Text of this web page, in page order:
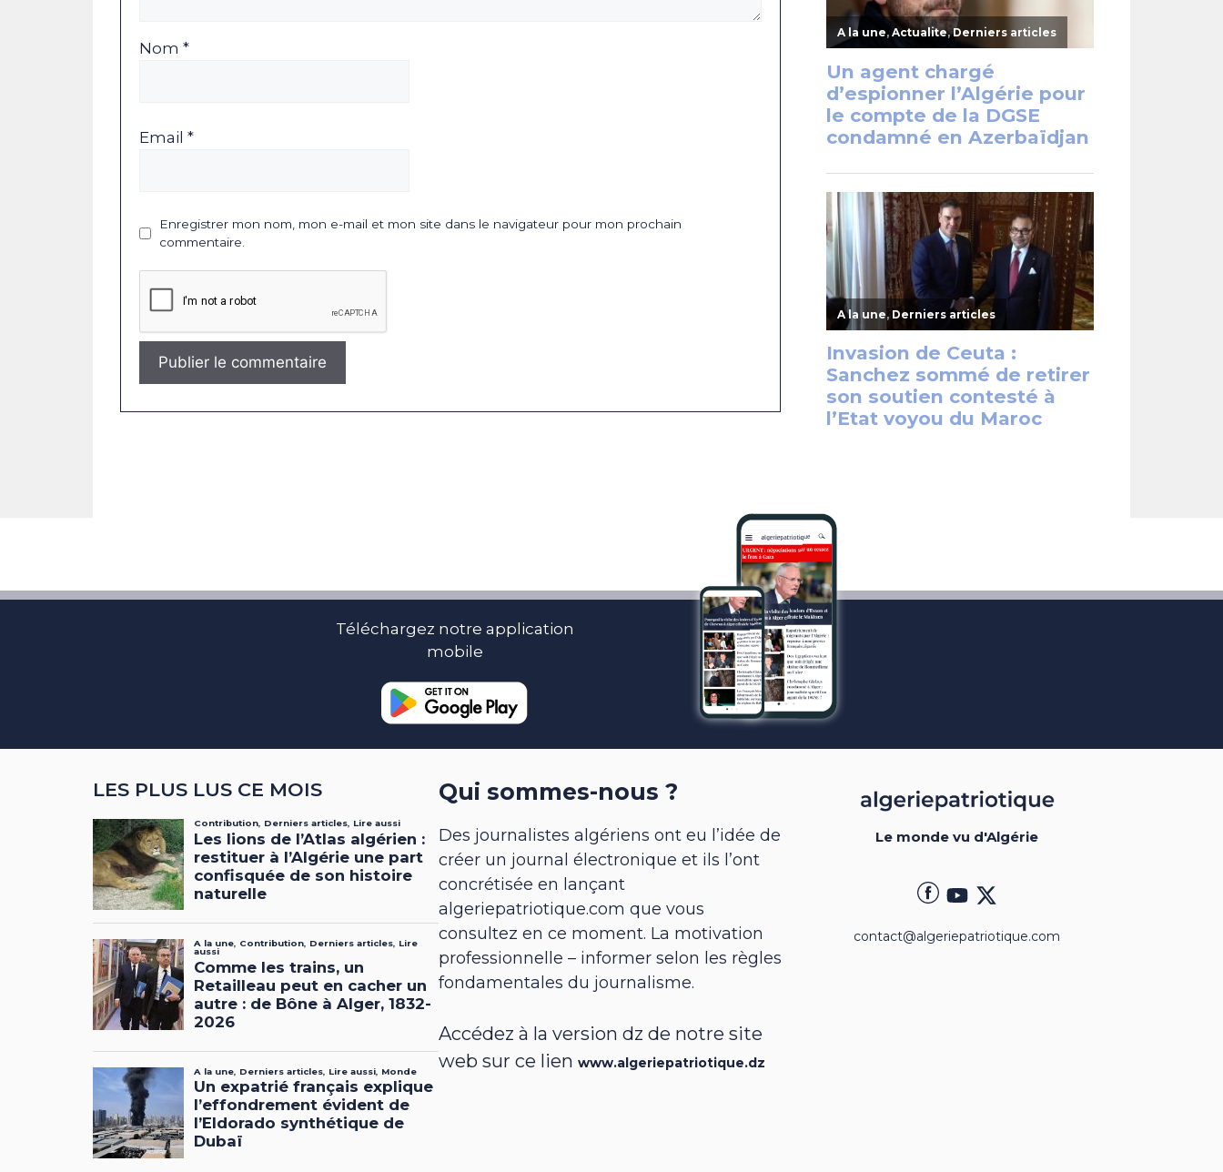
Nom *
Email *
Enregistrer mon nom, mon e-mail et mon site dans le navigateur pour mon prochain
commentaire.
Téléchargez notre application
mobile
LES PLUS LUS CE MOIS Qui sommes-nous ?
Des journalistes algériens ont eu l’idée de
créer un journal électronique et ils l’ont
concrétisée en lançant
algeriepatriotique.com que vous
consultez en ce moment. La motivation
professionnelle – informer selon les règles
fondamentales du journalisme.
Accédez à la version dz de notre site
web sur ce lienwww.algeriepatriotique.dz
Le monde vu d'Algérie
contact@algeriepatriotique.com